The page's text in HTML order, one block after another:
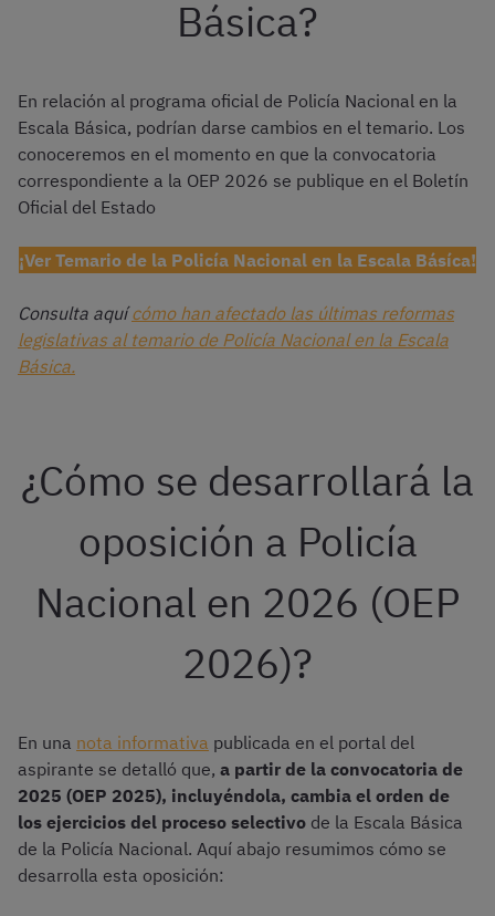
Básica?
En relación al programa oficial de Policía Nacional en la
Escala Básica, podrían darse cambios en el temario. Los
conoceremos en el momento en que la convocatoria
correspondiente a la OEP 2026 se publique en el Boletín
Oficial del Estado
¡Ver Temario de la Policía Nacional en la Escala Básíca!
Consulta aquícómo han afectado las últimas reformas
legislativas al temario de Policía Nacional en la Escala
Básica.
¿Cómo se desarrollará la
oposición a Policía
Nacional en 2026 (OEP
2026)?
En una nota informativa publicada en el portal del
aspirante se detalló que, a partir de la convocatoria de
2025 (OEP 2025), incluyéndola, cambia el orden de
los ejercicios del proceso selectivo de la Escala Básica
de la Policía Nacional. Aquí abajo resumimos cómo se
desarrolla esta oposición: